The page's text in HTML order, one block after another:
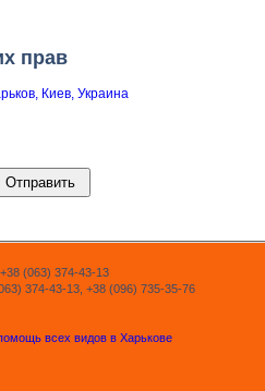
прав
(063) 374-43-13
374-43-13, +38 (096) 735-35-76
всех видов в Харькове